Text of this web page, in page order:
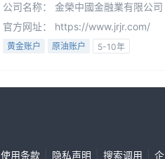
公司名称： 金榮中國金融業有限公司
官方网址： https://www.jrjr.com/
黄金账户 原油账户
5-10年
使用条款 隐私声明 搜索调用